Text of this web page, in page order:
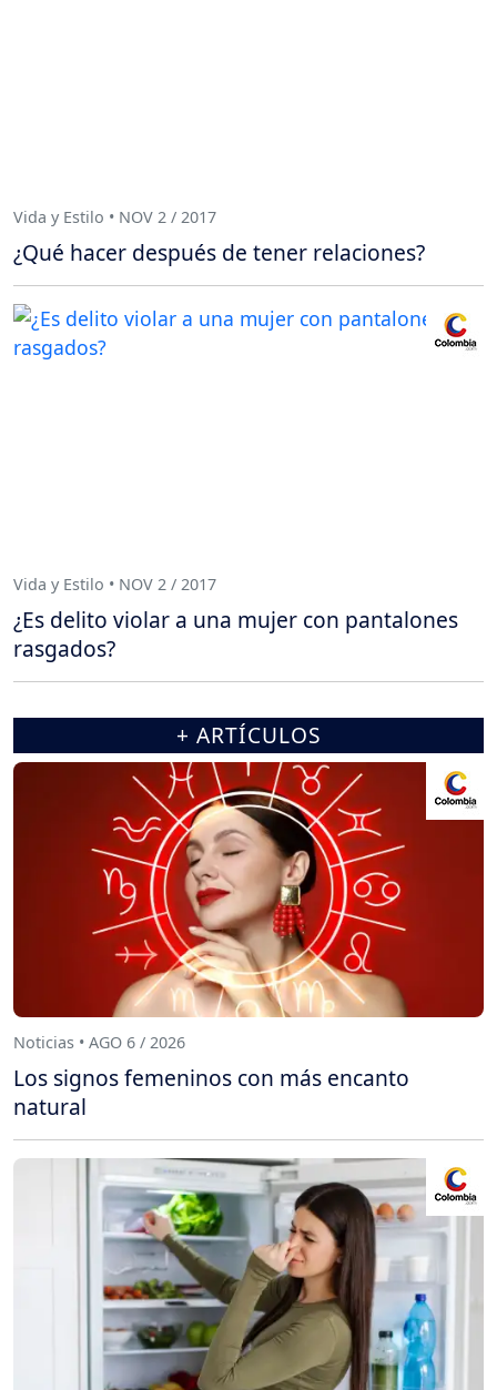
Vida y Estilo • NOV 2 / 2017
¿Qué hacer después de tener relaciones?
Vida y Estilo • NOV 2 / 2017
¿Es delito violar a una mujer con pantalones
rasgados?
+ ARTÍCULOS
Noticias • AGO 6 / 2026
Los signos femeninos con más encanto
natural